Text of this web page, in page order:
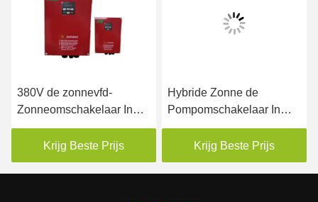
380V de zonnevfd-
Zonneomschakelaar In
drie stadia van de
Pompaandrijving IP55
15kw
Krijg Beste Prijs
Hybride Zonne de
Pompomschakelaar In
drie stadia 4.0KW
250VDC van MPPT AAN
800VDC-Input
Krijg Beste Prijs